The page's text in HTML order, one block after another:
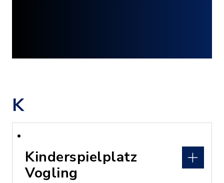
K
Kinderspielplatz
Vogling